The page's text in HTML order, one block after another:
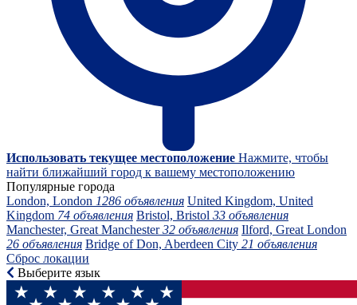
Использовать текущее местоположение Нажмите, чтобы
найти ближайший город к вашему местоположению
Популярные города
London, London 1286 объявления United Kingdom, United
Kingdom 74 объявления Bristol, Bristol 33 объявления
Manchester, Great Manchester32 объявления Ilford, Great London
26 объявления Bridge of Don, Aberdeen City 21 объявления
Сброс локации
Выберите язык